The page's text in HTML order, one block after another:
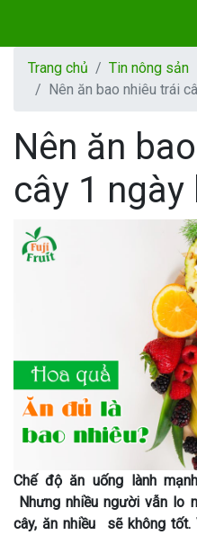
Trang chủ
Tin nông sản
Nên ăn bao nhiêu trái
Nên ăn
cây 1 ngày
Chế độ ăn uống lành
Nhưng nhiều người vẫn lo
cây, ăn nhiều sẽ không tốt.